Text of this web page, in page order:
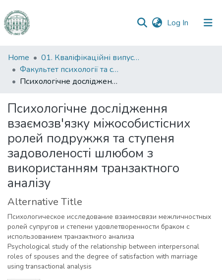
Log In (current)
Communities
&
Collections
Statistics
Home
01. Кваліфікаційні випускні роботи здобувачів вищої освіти
Факультет психології та соціальної роботи
Психологічне дослідження взаємозв'язку міжособистісних ролей подружжя та ступеня задоволеності шлюбом з використанням транзактного аналізу
Психологічне дослідження
взаємозв'язку міжособистісних
ролей подружжя та ступеня
задоволеності шлюбом з
використанням транзактного
аналізу
Alternative Title
Психологическое исследование взаимосвязи межличностных
ролей супругов и степени удовлетворенности браком с
использованием транзактного анализа
Psychological study of the relationship between interpersonal
roles of spouses and the degree of satisfaction with marriage
using transactional analysis